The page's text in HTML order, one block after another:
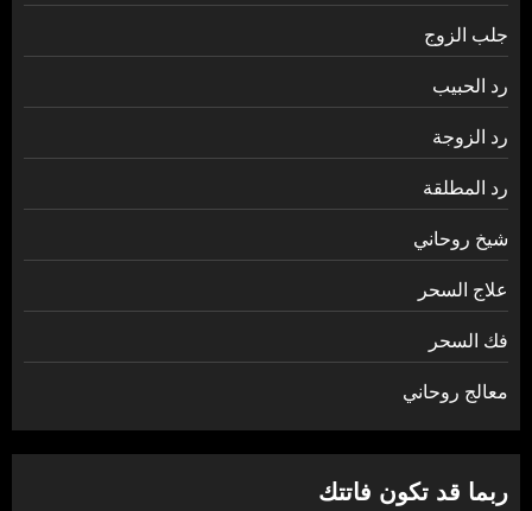
جلب الزوج
رد الحبيب
رد الزوجة
رد المطلقة
شيخ روحاني
علاج السحر
فك السحر
معالج روحاني
ربما قد تكون فاتتك